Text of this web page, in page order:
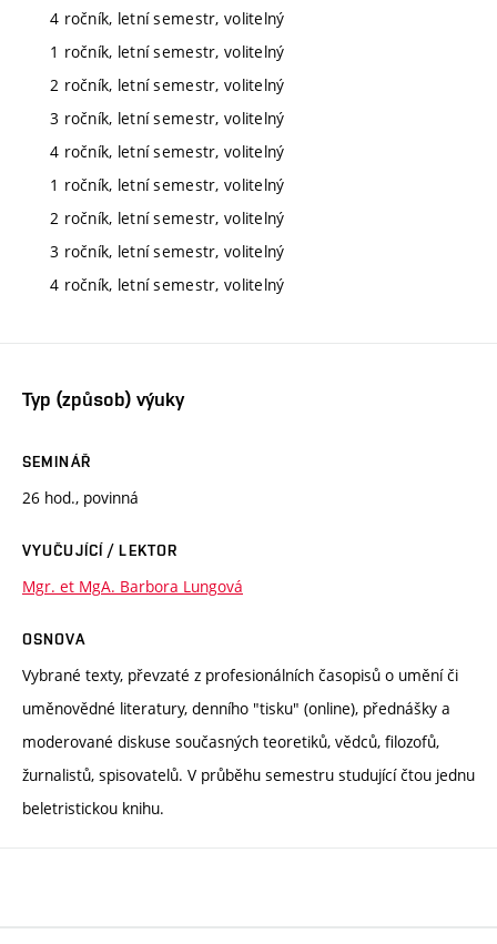
4 ročník, letní semestr, volitelný
1 ročník, letní semestr, volitelný
2 ročník, letní semestr, volitelný
3 ročník, letní semestr, volitelný
4 ročník, letní semestr, volitelný
1 ročník, letní semestr, volitelný
2 ročník, letní semestr, volitelný
3 ročník, letní semestr, volitelný
4 ročník, letní semestr, volitelný
Typ (způsob) výuky
SEMINÁŘ
26 hod., povinná
VYUČUJÍCÍ / LEKTOR
Mgr. et MgA. Barbora Lungová
OSNOVA
Vybrané texty, převzaté z profesionálních časopisů o umění či
uměnovědné literatury, denního "tisku" (online), přednášky a
moderované diskuse současných teoretiků, vědců, filozofů,
žurnalistů, spisovatelů. V průběhu semestru studující čtou jednu
beletristickou knihu.